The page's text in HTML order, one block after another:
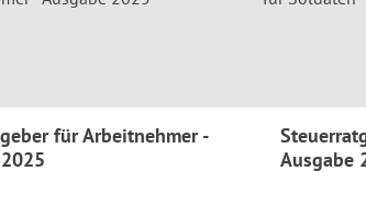
für Arbeitnehmer -
Ausgabe